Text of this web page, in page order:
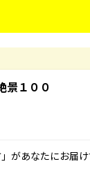
景１００
があなたにお届